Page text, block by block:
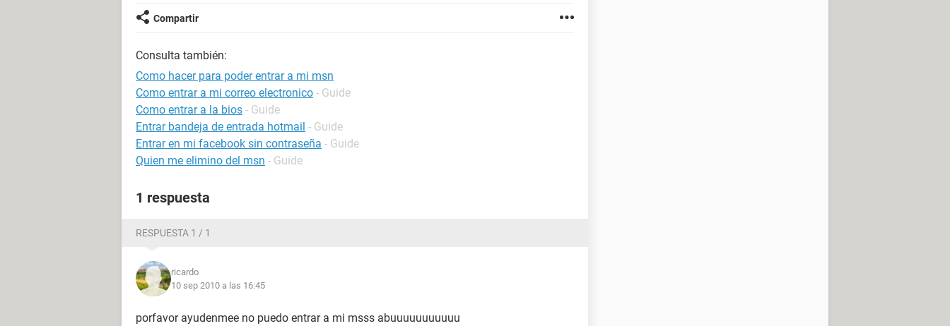
Compartir
Consulta también:
Como hacer para poder entrar a mi msn
Como entrar a mi correo electronico - Guide
Como entrar a la bios - Guide
Entrar bandeja de entrada hotmail - Guide
Entrar en mi facebook sin contraseña - Guide
Quien me elimino del msn - Guide
1 respuesta
RESPUESTA 1 / 1
ricardo
10 sep 2010 a las 16:45
porfavor ayudenmee no puedo entrar a mi msss abuuuuuuuuuuu